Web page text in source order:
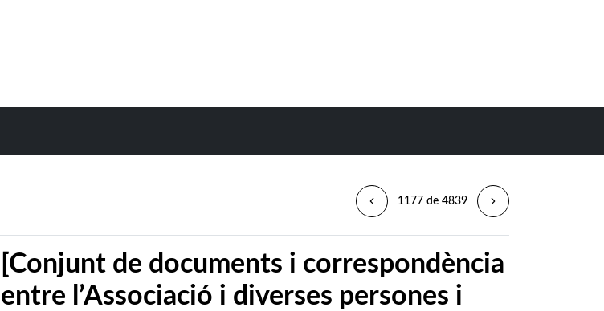
1177 de 4839
[Conjunt de documents i correspondència
entre l’Associació i diverses persones i